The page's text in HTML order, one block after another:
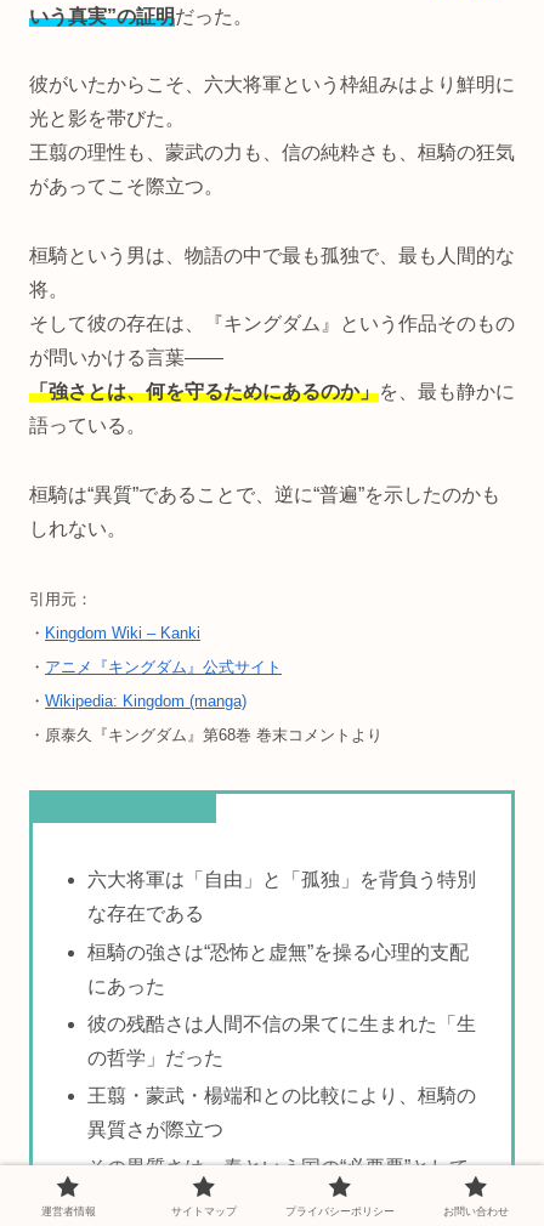
いう真実”の証明だった。
彼がいたからこそ、六大将軍という枠組みはより鮮明に
光と影を帯びた。
王翦の理性も、蒙武の力も、信の純粋さも、桓騎の狂気
があってこそ際立つ。
桓騎という男は、物語の中で最も孤独で、最も人間的な
将。
そして彼の存在は、『キングダム』という作品そのもの
が問いかける言葉――
「強さとは、何を守るためにあるのか」を、最も静かに
語っている。
桓騎は“異質”であることで、逆に“普遍”を示したのかも
しれない。
引用元：
・ Kingdom Wiki – Kanki
・ アニメ『キングダム』公式サイト
・ Wikipedia: Kingdom (manga)
・原泰久『キングダム』第68巻 巻末コメントより
六大将軍は「自由」と「孤独」を背負う特別
な存在である
桓騎の強さは“恐怖と虚無”を操る心理的支配
にあった
彼の残酷さは人間不信の果てに生まれた「生
の哲学」だった
王翦・蒙武・楊端和との比較により、桓騎の
異質さが際立つ
その異質さは、秦という国の“必要悪”として
描かれている
運営者情報 サイトマップ プライバシーポリシー お問い合わせ